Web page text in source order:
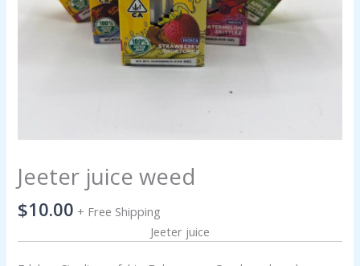
Jeeter juice weed
$10.00 + Free Shipping
Jeeter juice